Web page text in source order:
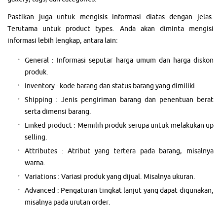
Pastikan juga untuk mengisis informasi diatas dengan jelas.
Terutama untuk product types. Anda akan diminta mengisi
informasi lebih lengkap, antara lain:
General : Informasi seputar harga umum dan harga diskon
produk.
Inventory : kode barang dan status barang yang dimiliki.
Shipping : Jenis pengiriman barang dan penentuan berat
serta dimensi barang.
Linked product : Memilih produk serupa untuk melakukan up
selling.
Attributes : Atribut yang tertera pada barang, misalnya
warna.
Variations : Variasi produk yang dijual. Misalnya ukuran.
Advanced : Pengaturan tingkat lanjut yang dapat digunakan,
misalnya pada urutan order.